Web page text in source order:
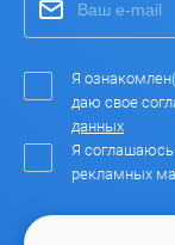
Я
даю свое
данных
Я
рекламных